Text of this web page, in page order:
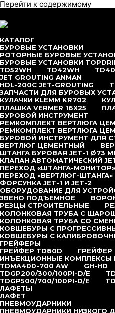
Перейти к содержимому
КАТАЛОГ
БУРОВЫЕ УСТАНОВКИ
РОТОРНЫЕ БУРОВЫЕ
БУРОВЫЕ УСТАНОВКИ
TD52WH
TD42WH
JET GROUTING ANMAN
HDL-200C JET-GROUTING
ЗАПЧАСТИ ДЛЯ БУРОВЫХ
КУЛАЧКИ KLEMM KR702
ПЛАШКА VERMER 16Х25
БУРОВОЙ ИНСТРУМЕНТ
РЕМКОМПЛЕКТ ВЕРТЛЮГА
РЕМКОМПЛЕКТ ВЕРТЛЮГА
БУРОВОЙ ИНСТРУМЕНТ ДЛЯ
ВЕРТЛЮГ ЦЕМЕНТНЫЙ
ШТАНГА БУРОВАЯ JET-1 Ø73
КЛАПАН АВТОМАТИЧЕСКИЙ
ПЕРЕХОД «ШТАНГА-
ПЕРЕХОД «ВЕРТЛЮГ-
ФОРСУНКА JET-1 И JET-2
ОБОРУДОВАНИЕ ДЛЯ
ЗВЕНО ПОДЪЕМНОЕ
РЕЗЦЫ СТРОИТЕЛЬНЫЕ
КОЛОНКОВАЯ ТРУБА С
КОЛОНКОВАЯ ТРУБА СО
КОВШЕБУРЫ С
КОВШЕБУРЫ С
ГРЕЙФЕРЫ
ГРЕЙФЕР TD80D
ГРЕЙФЕР
ИНЪЕКЦИОННЫЕ КОМПЛЕКСЫ
TDMA400-700 AW
GH-HD
TDGP200/300/100PI-D/E
TDGP500/700/100PI-D/E
ЛАФЕТЫ
ЛАФЕТ
ПНЕВМОУДАРНИКИ
ПНЕВМОУДАРНИКИ НИЗКОГО